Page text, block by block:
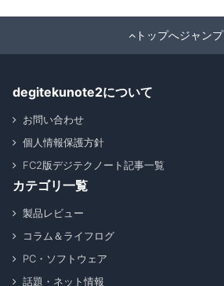
トップへジャンプ
degitekunote2について
お問い合わせ
個人情報保護方針
FC2版デジテクノート記事一覧
カテゴリ一覧
製品レビュー
コラム＆ライフログ
PC・ソフトウェア
話題・ネット情報